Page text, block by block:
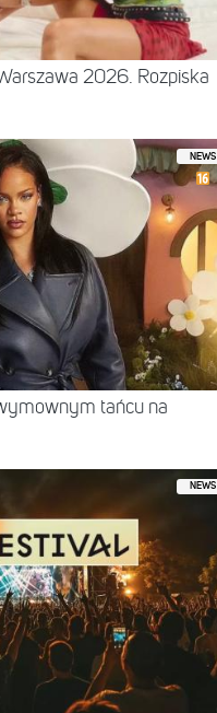
2026. Rozpiska
NEWS
tańcu na
NEWS